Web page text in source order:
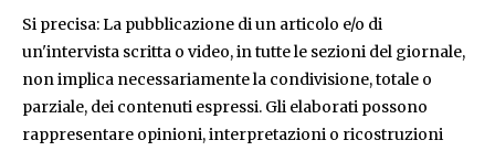
Si precisa: La pubblicazione di un articolo e/o di
un'intervista scritta o video, in tutte le sezioni del giornale,
non implica necessariamente la condivisione, totale o
parziale, dei contenuti espressi. Gli elaborati possono
rappresentare opinioni, interpretazioni o ricostruzioni